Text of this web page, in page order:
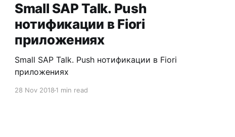
Small SAP Talk. Push
нотификации в Fiori
приложениях
Small SAP Talk. Push нотификации в Fiori
приложениях
28 Nov 20181 min read